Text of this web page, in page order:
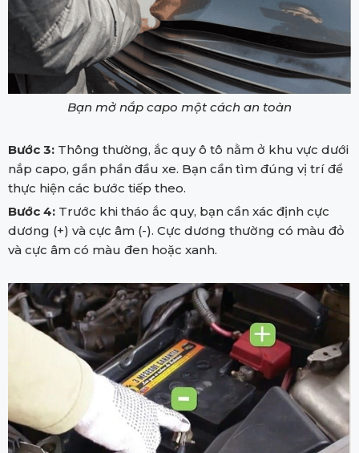
Bạn mở nắp capo một cách an toàn
Bước 3: Thông thường, ắc quy ô tô nằm ở khu vực dưới
nắp capo, gần phần đầu xe. Bạn cần tìm đúng vị trí để
thực hiện các bước tiếp theo.
Bước 4: Trước khi tháo ắc quy, bạn cần xác định cực
dương (+) và cực âm (-). Cực dương thường có màu đỏ
và cực âm có màu đen hoặc xanh.